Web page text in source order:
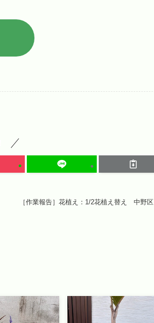
［作業報告］花植え：1/2花植え替え 中野区